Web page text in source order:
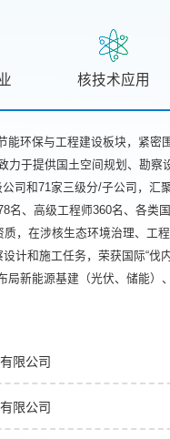
核技术应用
能环保与工程建设板块，紧
力于提供国土空间规划、勘察
司和71家三级分/子公司，汇
名、高级工程师360名、各类
质，在涉核生态环境治理、工
计和施工任务，荣获国际“伐
局新能源基建（光伏、储能）
限公司
限公司